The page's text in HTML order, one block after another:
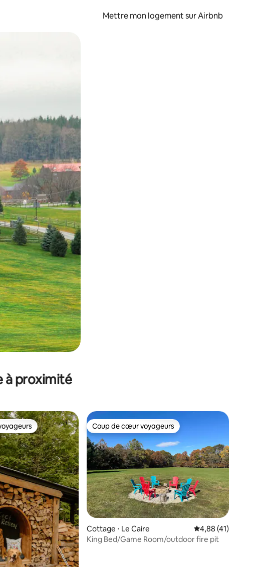
Mettre mon logement sur Airbnb
et en faisant glisser.
à proximité
48 commentaires : 4,96 sur 5
les plus appréciés Coup de cœur voyageurs
Coup de cœur voyageurs
Cottage ⋅ Le Caire Évaluation moyenne
4,88 (41)
King Bed/Game Room/outdoor fire pit